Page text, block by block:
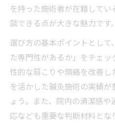
方
理由
清潔感と雰囲気が
肩こり・腰痛に効く鍼
肩こり腰痛改善に
施術内容から選ぶ
を持った施術者が在籍して
談できる点が大きな魅力です。
選び方の基本ポイントとして
た専門性があるか」をチェ
性的な肩こりや頭痛を改善
を活かした鍼灸施術の実績
ょう。また、院内の清潔感
応なども重要な判断材料とな